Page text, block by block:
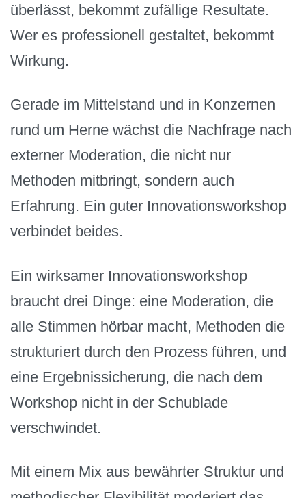
überlässt, bekommt zufällige Resultate.
Wer es professionell gestaltet, bekommt
Wirkung.
Gerade im Mittelstand und in Konzernen
rund um Herne wächst die Nachfrage nach
externer Moderation, die nicht nur
Methoden mitbringt, sondern auch
Erfahrung. Ein guter Innovationsworkshop
verbindet beides.
Ein wirksamer Innovationsworkshop
braucht drei Dinge: eine Moderation, die
alle Stimmen hörbar macht, Methoden die
strukturiert durch den Prozess führen, und
eine Ergebnissicherung, die nach dem
Workshop nicht in der Schublade
verschwindet.
Mit einem Mix aus bewährter Struktur und